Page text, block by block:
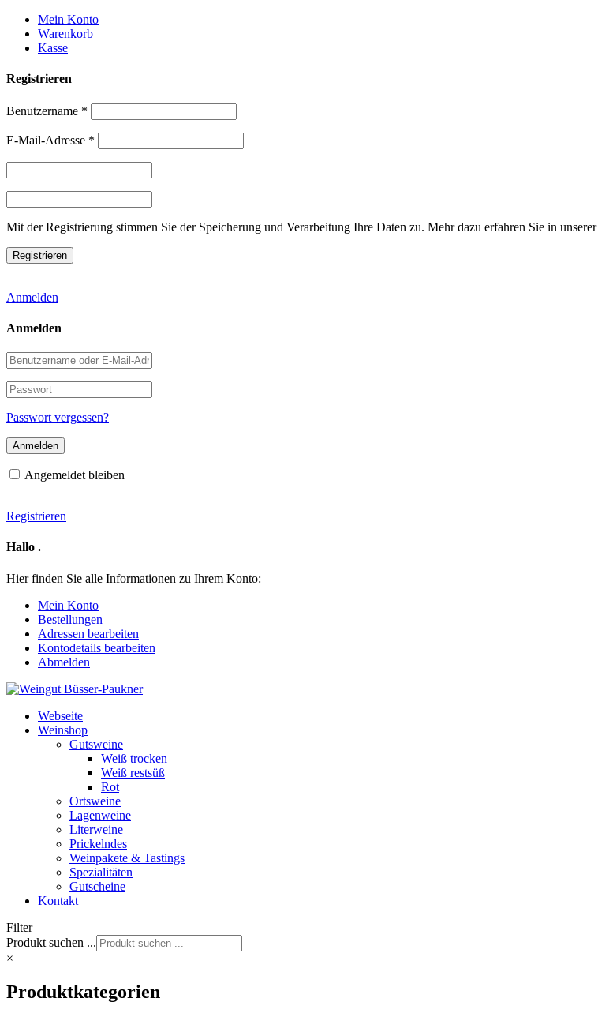
Weiter
zum
Inhalt
Mein Konto
Warenkorb
Kasse
Registrieren
Benutzername *
E-Mail-Adresse *
Mit der Registrierung stimmen Sie der Speicherung und Verarbeitung Ihre Daten zu. Mehr dazu erfahren Sie in unserer
Anmelden
Anmelden
Benutzername
oder
E-
Mail-
Adresse
Passwort
Passwort vergessen?
Angemeldet bleiben
Registrieren
Hallo .
Hier finden Sie alle Informationen zu Ihrem Konto:
Mein Konto
Bestellungen
Adressen bearbeiten
Kontodetails bearbeiten
Abmelden
Webseite
Weinshop
Gutsweine
Weiß trocken
Weiß restsüß
Rot
Ortsweine
Lagenweine
Literweine
Prickelndes
Weinpakete & Tastings
Spezialitäten
Gutscheine
Kontakt
Filter
Produkt suchen ...
×
Produktkategorien